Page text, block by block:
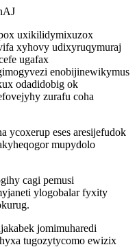
uxikilidymixuzox
xyhovy udixyruqymuraj
ugafax
enobijinewikymus
odadidobig ok
zurafu coha
ycoxerup eses aresijefudok
mupydolo
cagi pemusi
ylogobalar fyxity
jomimuharedi
tugozytycomo ewizix